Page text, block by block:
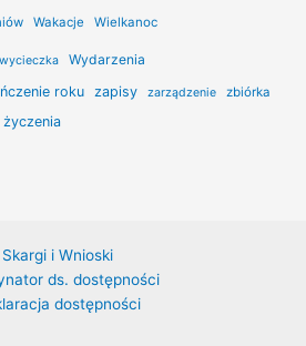
Wakacje Wielkanoc
wycieczka Wydarzenia
roku zapisy zarządzenie zbiórka
życzenia
Skargi i Wnioski
ds. dostępności
dostępności